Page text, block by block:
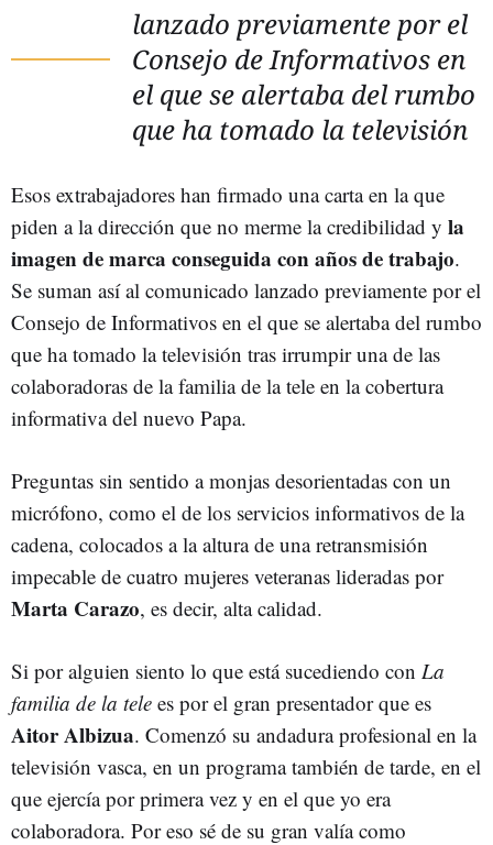
lanzado previamente por el
Consejo de Informativos en
el que se alertaba del rumbo
que ha tomado la televisión
Esos extrabajadores han firmado una carta en la que
piden a la dirección que no merme la credibilidad y la
imagen de marca conseguida con años de trabajo.
Se suman así al comunicado lanzado previamente por el
Consejo de Informativos en el que se alertaba del rumbo
que ha tomado la televisión tras irrumpir una de las
colaboradoras de la familia de la tele en la cobertura
informativa del nuevo Papa.
Preguntas sin sentido a monjas desorientadas con un
micrófono, como el de los servicios informativos de la
cadena, colocados a la altura de una retransmisión
impecable de cuatro mujeres veteranas lideradas por
Marta Carazo, es decir, alta calidad.
Si por alguien siento lo que está sucediendo con La
familia de la tele es por el gran presentador que es
Aitor Albizua. Comenzó su andadura profesional en la
televisión vasca, en un programa también de tarde, en el
que ejercía por primera vez y en el que yo era
colaboradora. Por eso sé de su gran valía como